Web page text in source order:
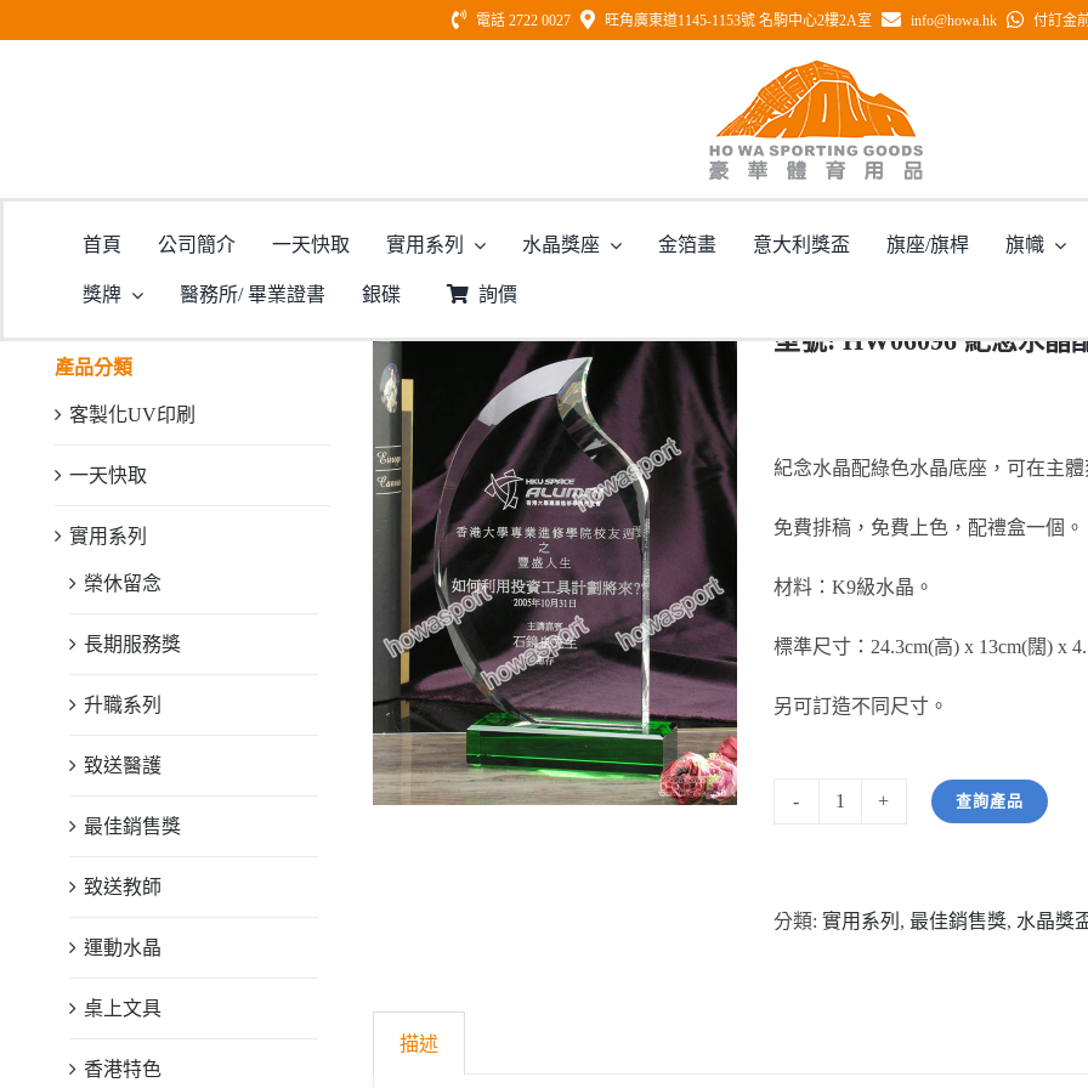
電話 2722 0027 旺角廣東道1145-1153號 名駒中心2樓2A室 info@howa.hk 付訂金
首頁 公司簡介 一天快取 實用系列 水晶獎座 金箔畫 意大利獎盃 旗座/旗桿 旗幟
獎牌 醫務所/ 畢業證書 銀碟 詢價
主頁 / 型號: HW06096 紀念水晶配綠色水晶底座
型號: HW06096 紀念水晶
紀念水晶配綠色水晶底座，可在主體
免費排稿，免費上色，配禮盒一個。
材料：K9級水晶。
標準尺寸：24.3cm(高) x 13cm(闊) x
另可訂造不同尺寸。
紀
查詢產品
分類: 實用系列 , 最佳銷售獎, 水晶獎
描述
產品分類
客製化UV印刷
一天快取
實用系列
榮休留念
長期服務獎
升職系列
致送醫護
最佳銷售獎
致送教師
運動水晶
桌上文具
香港特色